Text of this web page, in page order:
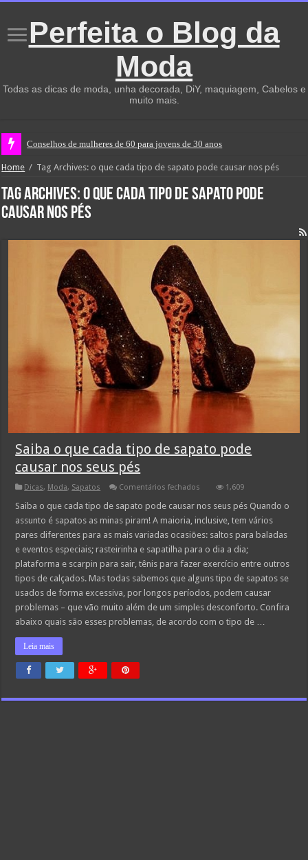
Perfeita o Blog da
Moda
Todas as dicas de moda, unha decorada, DiY, maquiagem, Cabelos e
muito mais.
Conselhos de mulheres de 60 para jovens de 30 anos
Home / Tag Archives: o que cada tipo de sapato pode causar nos pés
Tag Archives:o que cada tipo de sapato pode
causar nos pés
Saiba o que cada tipo de sapato pode
causar nos seus pés
Dicas, Moda, Sapatos Comentários fechados
o
cada
de
sapato
causar
nos
pés
1,609
Saiba o que cada tipo de sapato pode causar nos seus pés Quando o
assunto é sapatos as minas piram! A maioria, inclusive, tem vários
pares diferentes para as mais variadas ocasiões: saltos para baladas
e eventos especiais; rasteirinha e sapatilha para o dia a dia;
plataforma e scarpin para sair, tênis para fazer exercício entre outros
tipos de calçados. Mas todas sabemos que alguns tipo de sapatos se
usados de forma excessiva, por longos períodos, podem causar
problemas – que vão muito além de um simples desconforto. Confira
abaixo quais são esses problemas, de acordo com o tipo de …
Leia mais